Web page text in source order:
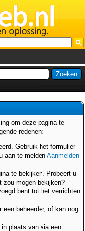
om deze pagina te
redenen:
Gebruik het formulier
aan te meldenAanmelden
te bekijken. Probeert u
zou mogen bekijken?
bent tot het verrichten
een beheerder, of kan nog
in plaats van via een